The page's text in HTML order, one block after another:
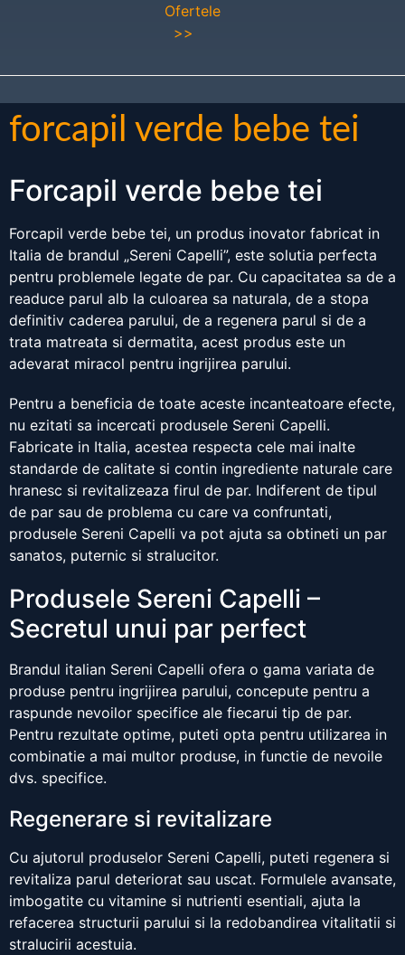
Ofertele
>>
forcapil verde bebe tei
Forcapil verde bebe tei
Forcapil verde bebe tei, un produs inovator fabricat in
Italia de brandul „Sereni Capelli”, este solutia perfecta
pentru problemele legate de par. Cu capacitatea sa de a
readuce parul alb la culoarea sa naturala, de a stopa
definitiv caderea parului, de a regenera parul si de a
trata matreata si dermatita, acest produs este un
adevarat miracol pentru ingrijirea parului.
Pentru a beneficia de toate aceste incanteatoare efecte,
nu ezitati sa incercati produsele Sereni Capelli.
Fabricate in Italia, acestea respecta cele mai inalte
standarde de calitate si contin ingrediente naturale care
hranesc si revitalizeaza firul de par. Indiferent de tipul
de par sau de problema cu care va confruntati,
produsele Sereni Capelli va pot ajuta sa obtineti un par
sanatos, puternic si stralucitor.
Produsele Sereni Capelli –
Secretul unui par perfect
Brandul italian Sereni Capelli ofera o gama variata de
produse pentru ingrijirea parului, concepute pentru a
raspunde nevoilor specifice ale fiecarui tip de par.
Pentru rezultate optime, puteti opta pentru utilizarea in
combinatie a mai multor produse, in functie de nevoile
dvs. specifice.
Regenerare si revitalizare
Cu ajutorul produselor Sereni Capelli, puteti regenera si
revitaliza parul deteriorat sau uscat. Formulele avansate,
imbogatite cu vitamine si nutrienti esentiali, ajuta la
refacerea structurii parului si la redobandirea vitalitatii si
stralucirii acestuia.